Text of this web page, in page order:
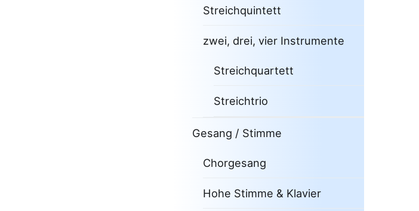
Streichquintett
zwei, drei, vier Instrumente
Streichquartett
Streichtrio
Gesang / Stimme
Chorgesang
Hohe Stimme & Klavier